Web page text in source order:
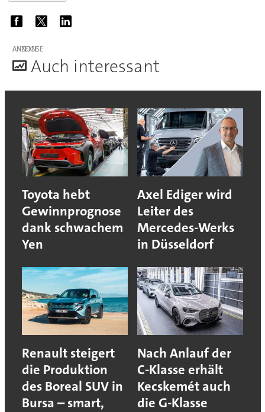
ANZEIGE
Auch interessant
Toyota hebt
Gewinnprognose
dank schwachem
Yen
Axel Ediger wird
Leiter des
Mercedes-Werks
in Düsseldorf
Renault steigert
die Produktion
des Boreal SUV in
Bursa – smart,
Nach Anlauf der
C-Klasse erhält
Kecskemét auch
die G-Klasse